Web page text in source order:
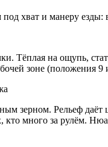
хват и манеру езды:
Тёплая на ощупь,
зоне (положения
зерном. Рельеф даёт
много за рулём.